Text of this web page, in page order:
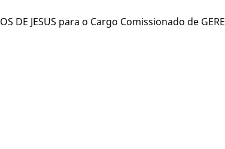
DE JESUS para o Cargo Comissionado de